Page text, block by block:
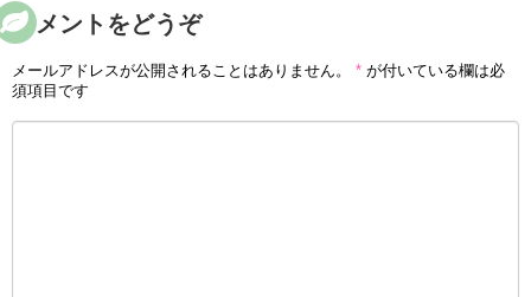
コメントをどうぞ
メールアドレスが公開されることはありません。 * が付いている欄は必
須項目です